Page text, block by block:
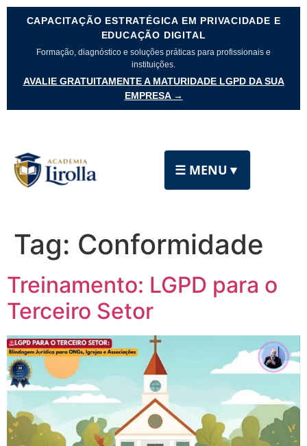
CAPACITAÇÃO ESTRATÉGICA EM PRIVACIDADE E
EDUCAÇÃO DIGITAL
Formação, diagnóstico e soluções práticas para profissionais e
instituições.
AVALIE GRATUITAMENTE A MATURIDADE LGPD DA SUA
EMPRESA →
☰ MENU ▼
Tag: Conformidade
Treinamento: LGPD para o
Terceiro Setor